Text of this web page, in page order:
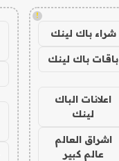
!
شراء باك لينك
باقات باك لينك
اعلانات الباك
لينك
اشراق العالم
عالم كبير